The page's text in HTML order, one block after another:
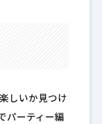
しいか見つけ
パーティー編